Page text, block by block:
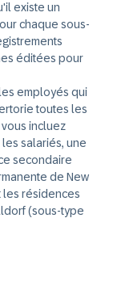
existe un
chaque sous-
éditées pour
employés qui
toutes les
incluez
salariés, une
secondaire
de New
les résidences
(sous-type